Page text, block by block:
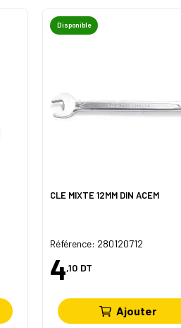
Disponible
CLE MIXTE 12MM DIN ACEM
Référence: 280120712
4,10 DT
Ajouter